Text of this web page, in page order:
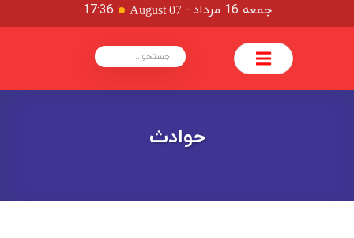
جمعه 16 مرداد -
August 07
17:36
حوادث